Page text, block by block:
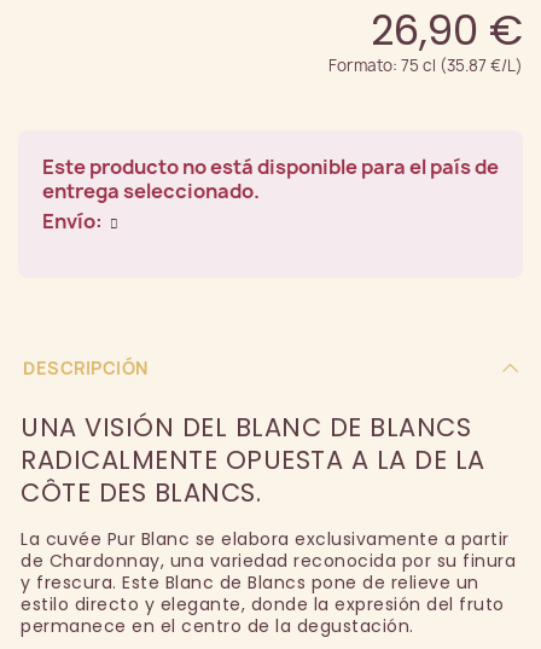
26,90 €
Formato: 75 cl (35.87 €/L)
Este producto no está disponible para el país de
entrega seleccionado.
Envío:
DESCRIPCIÓN
UNA VISIÓN DEL BLANC DE BLANCS
RADICALMENTE OPUESTA A LA DE LA
CÔTE DES BLANCS.
La cuvée Pur Blanc se elabora exclusivamente a partir
de Chardonnay, una variedad reconocida por su finura
y frescura. Este Blanc de Blancs pone de relieve un
estilo directo y elegante, donde la expresión del fruto
permanece en el centro de la degustación.